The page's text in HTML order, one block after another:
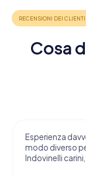
Cosa
Esperienza
modo diverso
Indovinelli